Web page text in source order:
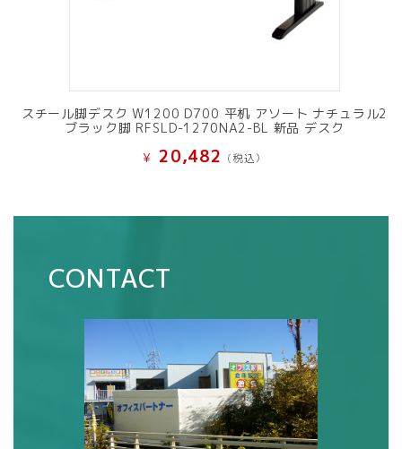
スチール脚デスク W1200 D700 平机 アソート ナチュラル2
ブラック脚 RFSLD-1270NA2-BL 新品 デスク
¥ 20,482 (税込）
CONTACT